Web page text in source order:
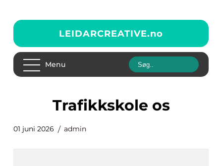
LEIDARCREATIVE.no
Menu
trafikkskole os
01 juni 2026 admin